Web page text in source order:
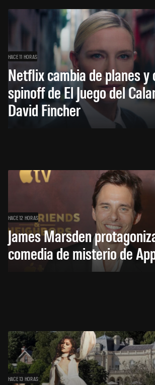
HACE 11 HORAS
Netflix cambia de planes y
spinoff de El Juego del
David Fincher
HACE 12 HORAS
James Marsden
comedia de misterio de
HACE 13 HORAS